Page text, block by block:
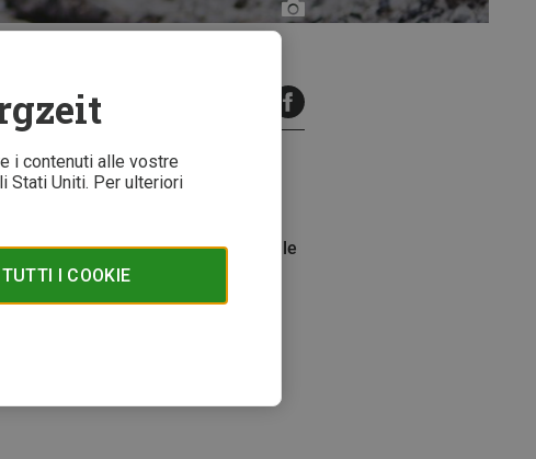
i contenuti alle vostre
Stati Uniti. Per ulteriori
I COOKIE
Bergzeit
5 minuti di lettura
da corsa e outdoor hanno
utilizzo - la scelta non sarà facile